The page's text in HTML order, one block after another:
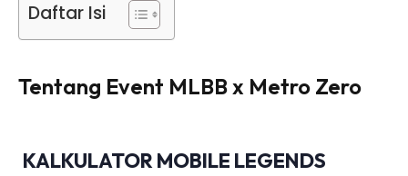
Daftar Isi
Tentang Event MLBB x Metro Zero
KALKULATOR MOBILE LEGENDS